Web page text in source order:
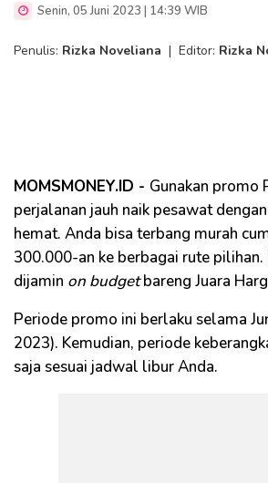
Senin, 05 Juni 2023 | 14:39 WIB
Penulis: Rizka Noveliana | Editor: Rizka
MOMSMONEY.ID - Gunakan promo
perjalanan jauh naik pesawat
hemat. Anda bisa terbang murah
300.000-an ke berbagai rute
dijamin on budgetbareng Juara
Periode promo ini berlaku selama
2023). Kemudian, periode
saja sesuai jadwal libur Anda.